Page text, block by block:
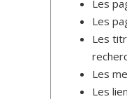
Les
Les
Les
Les
Les